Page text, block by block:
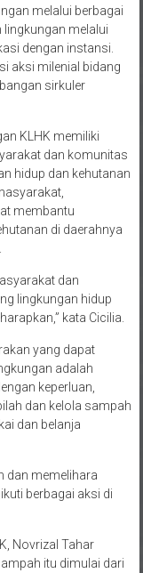
melalui berbagai
lingkungan melalui
dengan instansi.
aksi milenial bidang
sirkuler
KLHK memiliki
dan komunitas
hidup dan kehutanan
membantu
di daerahnya
dan
lingkungan hidup
kata Cicilia.
yang dapat
adalah
keperluan,
dan kelola sampah
dan belanja
dan memelihara
berbagai aksi di
Novrizal Tahar
itu dimulai dari